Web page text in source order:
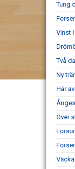
Tung
Vinst
Två
Ny
Här
Över